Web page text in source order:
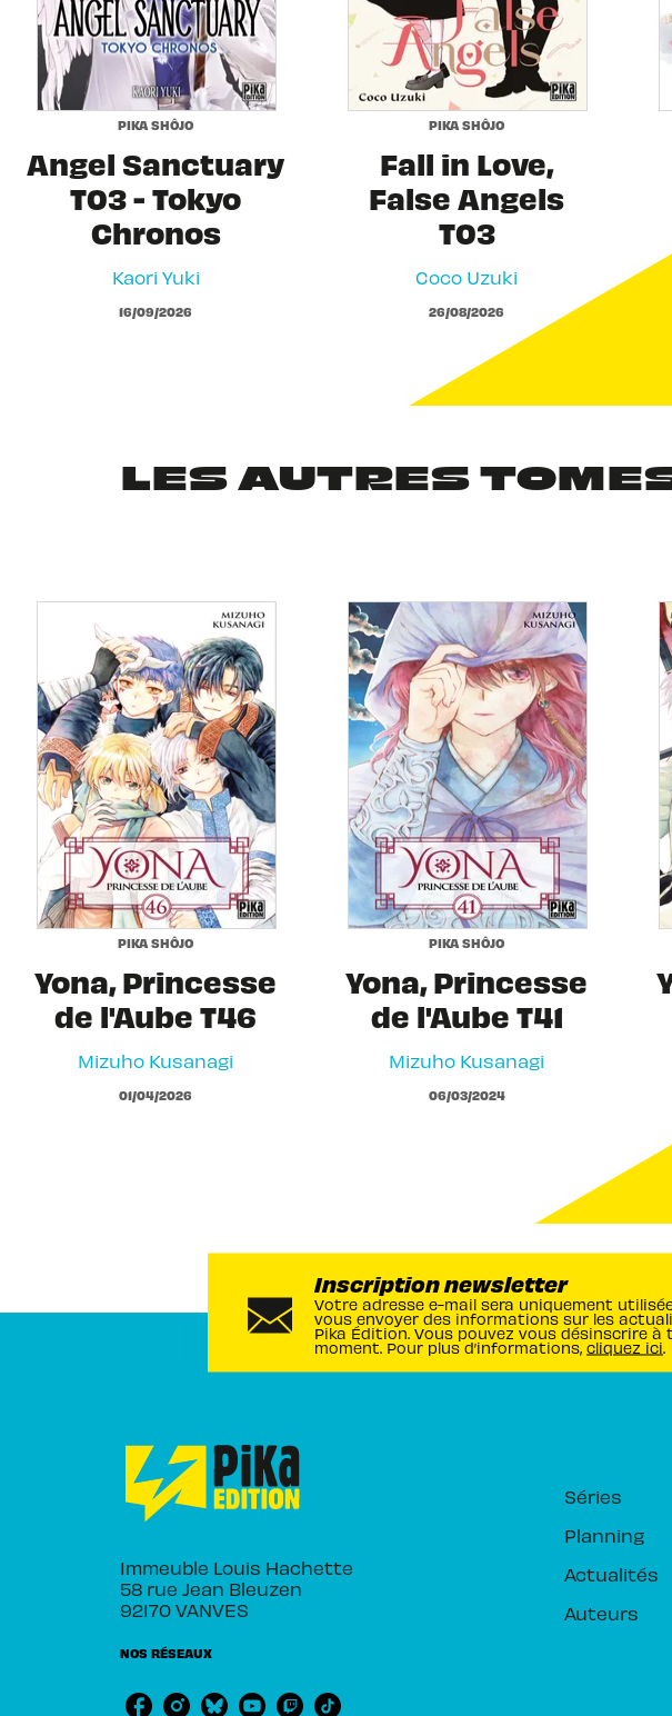
PIKA SHÔJO
Angel Sanctuary
T03 - Tokyo
Chronos
Kaori Yuki
16/09/2026
PIKA SHÔJO
Fall in Love,
False Angels
T03
Coco Uzuki
26/08/2026
LES AUTRES
PIKA SHÔJO
Yona, Princesse
de l'Aube T46
Mizuho Kusanagi
01/04/2026
PIKA SHÔJO
Yona, Princesse
de l'Aube T41
Mizuho Kusanagi
06/03/2024
Inscription newsletter
Votre adresse e-mail sera uniquement
vous envoyer des informations sur les
Pika Édition. Vous pouvez vous désinscrire à
moment. Pour plus d’informations, cliquez ici.
Immeuble Louis Hachette
58 rue Jean Bleuzen
92170 VANVES
NOS RÉSEAUX
Séries
Planning
Actualités
Auteurs